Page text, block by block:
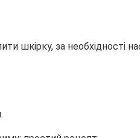
шкірку, за необхідності